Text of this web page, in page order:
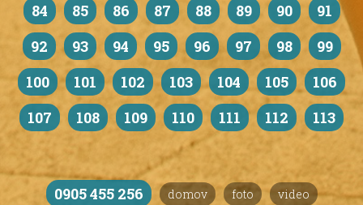
84
85 86 87 88 89 90
91
92
93 94 95 96 97 98
99
100
101 102 103 104 105
106
107
108 109 110 111 112 113
0905 455 256 domov foto video